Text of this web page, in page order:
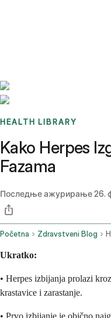
HEALTH LIBRARY
Kako Herpes
Fazama
Последње ажурирање26.
Početna Zdravstveni Blog
Ukratko:
• Herpes izbijanja prolazi
krastavice i zarastanje.